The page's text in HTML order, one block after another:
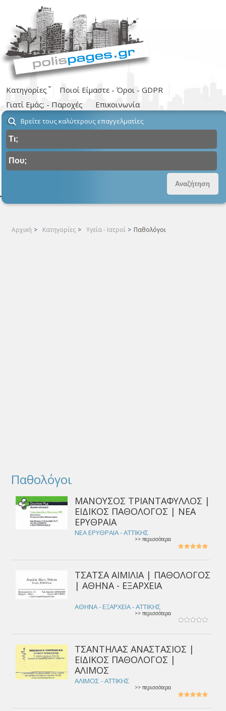
Κατηγορίες
Ποιοί Είμαστε - Όροι - GDPR
Γιατί Εμάς; - Παροχές
Επικοινωνία
Βρείτε τους καλύτερους επαγγελματίες
Αρχική > Κατηγορίες > Υγεία - Ιατροί > Παθολόγοι
Παθολόγοι
ΜΑΝΟΥΣΟΣ ΤΡΙΑΝΤΑΦΥΛΛΟΣ |
ΕΙΔΙΚΟΣ ΠΑΘΟΛΟΓΟΣ | ΝΕΑ
ΕΡΥΘΡΑΙΑ
ΝΕΑ ΕΡΥΘΡΑΙΑ - ΑΤΤΙΚΗΣ
>> περισσότερα
ΤΣΑΤΣΑ ΑΙΜΙΛΙΑ | ΠΑΘΟΛΟΓΟΣ
| ΑΘΗΝΑ - ΕΞΑΡΧΕΙΑ
ΑΘΗΝΑ - ΕΞΑΡΧΕΙΑ - ΑΤΤΙΚΗΣ
>> περισσότερα
ΤΣΑΝΤΗΛΑΣ ΑΝΑΣΤΑΣΙΟΣ |
ΕΙΔΙΚΟΣ ΠΑΘΟΛΟΓΟΣ |
ΑΛΙΜΟΣ
ΑΛΙΜΟΣ - ΑΤΤΙΚΗΣ
>> περισσότερα